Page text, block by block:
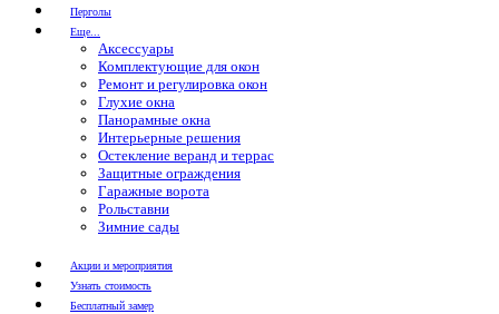
Перголы
Еще...
Аксессуары
Комплектующие для окон
Ремонт и регулировка окон
Глухие окна
Панорамные окна
Интерьерные решения
Остекление веранд и террас
Защитные ограждения
Гаражные ворота
Рольставни
Зимние сады
Акции и мероприятия
Узнать стоимость
Бесплатный замер